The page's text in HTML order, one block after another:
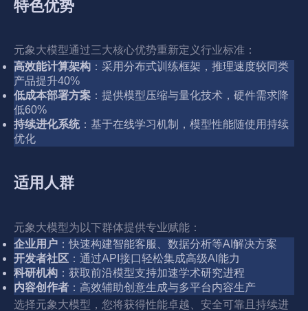
特色优势
元象大模型通过三大核心优势重新定义行业标准：
高效能计算架构 ：采用分布式训练框架，推理速度较同类
产品提升40%
低成本部署方案 ：提供模型压缩与量化技术，硬件需求降
低60%
持续进化系统：基于在线学习机制，模型性能随使用持续
优化
适用人群
元象大模型为以下群体提供专业赋能：
企业用户 ：快速构建智能客服、数据分析等AI解决方案
开发者社区 ：通过API接口轻松集成高级AI能力
科研机构 ：获取前沿模型支持加速学术研究进程
内容创作者 ：高效辅助创意生成与多平台内容生产
选择元象大模型，您将获得性能卓越、安全可靠且持续进